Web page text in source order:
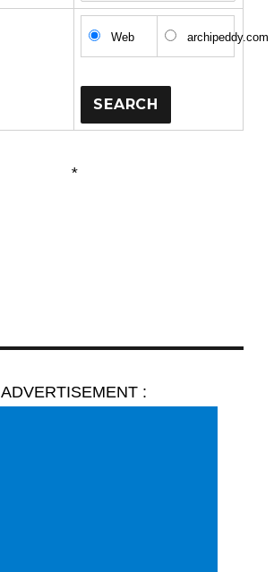
Web archipeddy.com
*
ADVERTISEMENT :